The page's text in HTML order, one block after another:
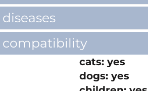
diseases
compatibility
cats: yes
dogs: yes